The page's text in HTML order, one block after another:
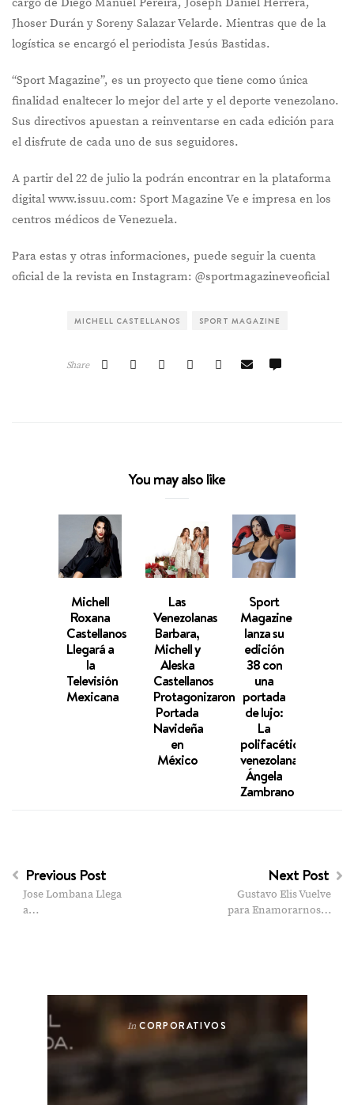
Jhoser Durán y Soreny Salazar Velarde. Mientras que de la
logística se encargó el periodista Jesús Bastidas.
“Sport Magazine”, es un proyecto que tiene como única
finalidad enaltecer lo mejor del arte y el deporte venezolano.
Sus directivos apuestan a reinventarse en cada edición para
el disfrute de cada uno de sus seguidores.
A partir del 22 de julio la podrán encontrar en la plataforma
digital www.issuu.com: Sport Magazine Ve e impresa en los
centros médicos de Venezuela.
Para estas y otras informaciones, puede seguir la cuenta
oficial de la revista en Instagram: @sportmagazineveoficial
MICHELL CASTELLANOS SPORT MAGAZINE
Share
You may also like
Michell
Roxana
Castellanos
Llegará a
la
Televisión
Mexicana
Las
Venezolanas
Barbara,
Michell y
Aleska
Castellanos
Protagonizaron
Portada
Navideña
en
México
Sport
Magazine
lanza su
edición
38 con
una
portada
de lujo:
La
polifacética
venezolana
Ángela
Zambrano
Previous Post
Jose Lombana Llega
a…
Next Post
Gustavo Elis Vuelve
para Enamorarnos…
In CORPORATIVOS